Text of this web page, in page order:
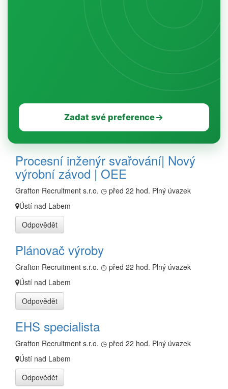
Zadat své preference
Procesní inženýr svařování| Nový
výrobní závod | OEE
Grafton Recruitment s.r.o. ◷ před 22 hod. Plný úvazek
Ústí nad Labem
Odpovědět
Plánovač výroby
Grafton Recruitment s.r.o. ◷ před 22 hod. Plný úvazek
Ústí nad Labem
Odpovědět
EHS specialista
Grafton Recruitment s.r.o. ◷ před 22 hod. Plný úvazek
Ústí nad Labem
Odpovědět